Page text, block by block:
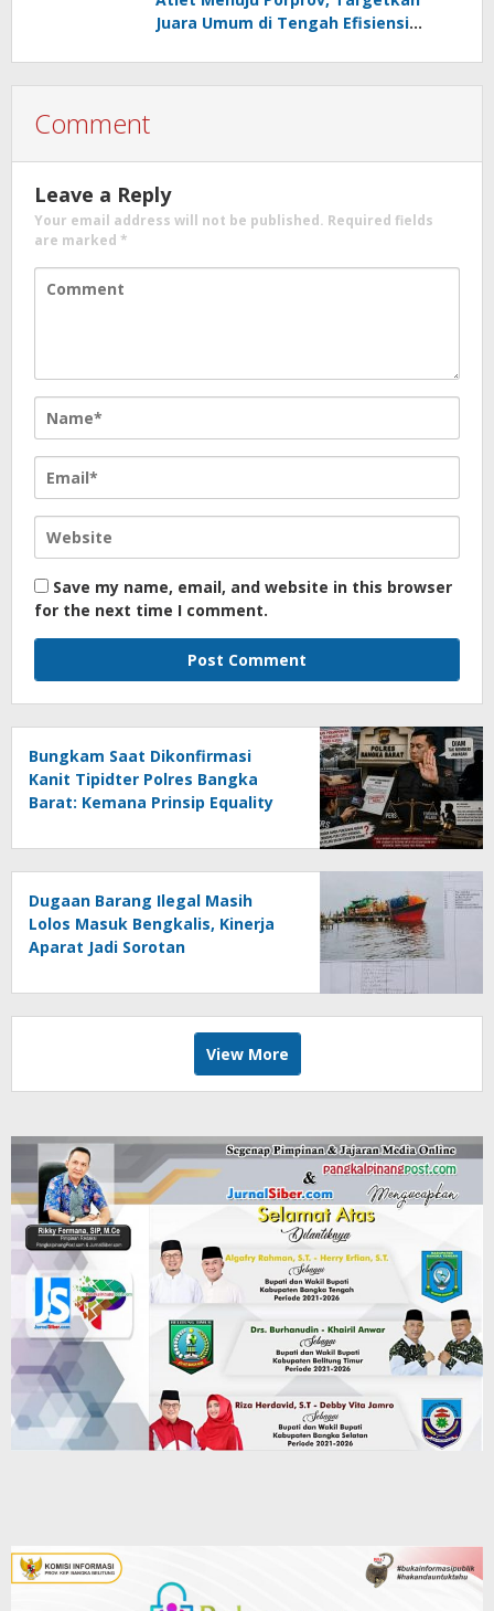
Juara Umum di Tengah Efisiensi
Comment
Leave a Reply
Your email address will not be published. Required fields
are marked *
Save my name, email, and website in this browser
for the next time I comment.
Bungkam Saat Dikonfirmasi
Kanit Tipidter Polres Bangka
Barat: Kemana Prinsip Equality
Dugaan Barang Ilegal Masih
Lolos Masuk Bengkalis, Kinerja
Aparat Jadi Sorotan
View More